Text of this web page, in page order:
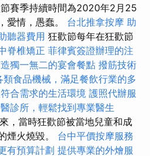
賽季持續時間為2020年2月25
愛情，愚蠢。 台北推拿按摩 助
聽器費用 狂歡節每年在狂歡節
脊椎矯正 菲律賓簽證辦理的注
獨一無二的宴會餐點 撥筋技術
類食品機械，滿足餐飲行業的多
合需求的生活環境 護照代辦服
診所，輕鬆找到專業醫生
，當時狂歡節被當地兒童和成
煙火燒毀。 台中平價按摩服務
有預算計劃 提供專業的外燴服